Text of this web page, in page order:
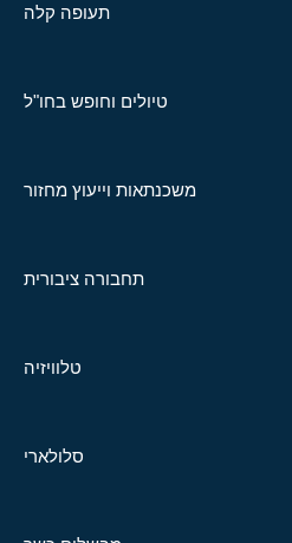
תעופה קלה
טיולים וחופש בחו"ל
משכנתאות וייעוץ מחזור
תחבורה ציבורית
טלוויזיה
סלולארי